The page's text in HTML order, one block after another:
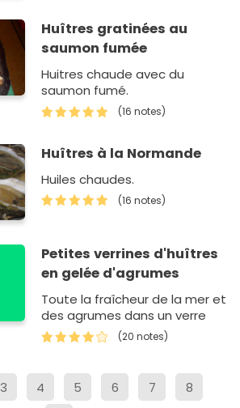
Huîtres gratinées au
saumon fumée
Huitres chaude avec du
saumon fumé.
(16 notes)
Huîtres à la Normande
Huiles chaudes.
(16 notes)
Petites verrines d'huîtres
en gelée d'agrumes
Toute la fraîcheur de la mer et
des agrumes dans un verre
(20 notes)
3 4 5 6 7
8